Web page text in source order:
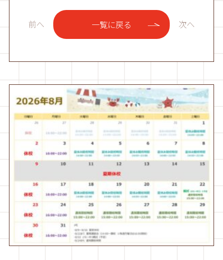
前へ 一覧に戻る 次へ